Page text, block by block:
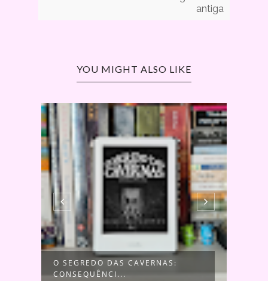
antiga
YOU MIGHT ALSO LIKE
O SEGREDO DAS CAVERNAS:
CONSEQUÊNCI...